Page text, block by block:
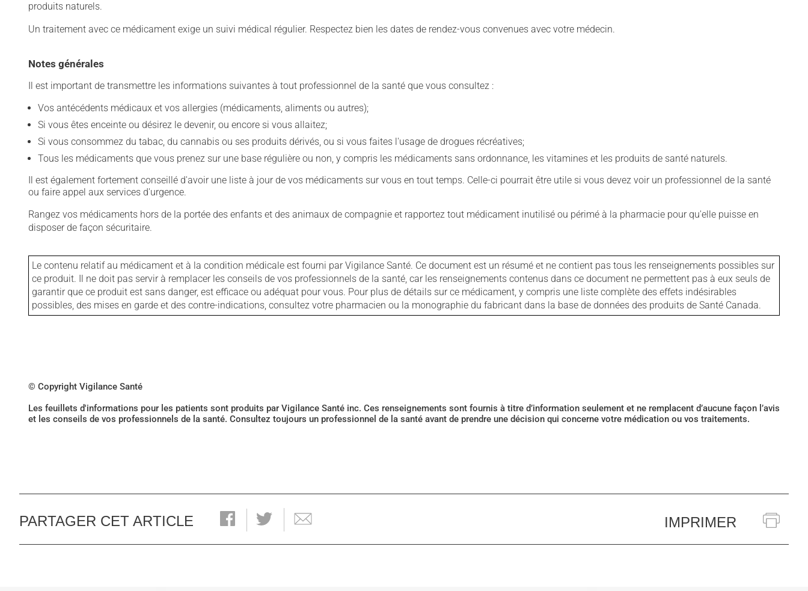
produits naturels.
Un traitement avec ce médicament exige un suivi médical régulier. Respectez bien les dates de rendez-vous convenues avec votre médecin.
Notes générales
Il est important de transmettre les informations suivantes à tout professionnel de la santé que vous consultez :
Vos antécédents médicaux et vos allergies (médicaments, aliments ou autres);
Si vous êtes enceinte ou désirez le devenir, ou encore si vous allaitez;
Si vous consommez du tabac, du cannabis ou ses produits dérivés, ou si vous faites l'usage de drogues récréatives;
Tous les médicaments que vous prenez sur une base régulière ou non, y compris les médicaments sans ordonnance, les vitamines et les produits de santé naturels.
Il est également fortement conseillé d'avoir une liste à jour de vos médicaments sur vous en tout temps. Celle-ci pourrait être utile si vous devez voir un professionnel de la santé
ou faire appel aux services d'urgence.
Rangez vos médicaments hors de la portée des enfants et des animaux de compagnie et rapportez tout médicament inutilisé ou périmé à la pharmacie pour qu'elle puisse en
disposer de façon sécuritaire.
Le contenu relatif au médicament et à la condition médicale est fourni par Vigilance Santé. Ce document est un résumé et ne contient pas tous les renseignements possibles sur
ce produit. Il ne doit pas servir à remplacer les conseils de vos professionnels de la santé, car les renseignements contenus dans ce document ne permettent pas à eux seuls de
garantir que ce produit est sans danger, est efficace ou adéquat pour vous. Pour plus de détails sur ce médicament, y compris une liste complète des effets indésirables
possibles, des mises en garde et des contre-indications, consultez votre pharmacien ou la monographie du fabricant dans la base de données des produits de Santé Canada.
© Copyright Vigilance Santé
Les feuillets d'informations pour les patients sont produits par Vigilance Santé inc. Ces renseignements sont fournis à titre d’information seulement et ne remplacent d’aucune façon l’avis
et les conseils de vos professionnels de la santé. Consultez toujours un professionnel de la santé avant de prendre une décision qui concerne votre médication ou vos traitements.
PARTAGER CET ARTICLE IMPRIMER